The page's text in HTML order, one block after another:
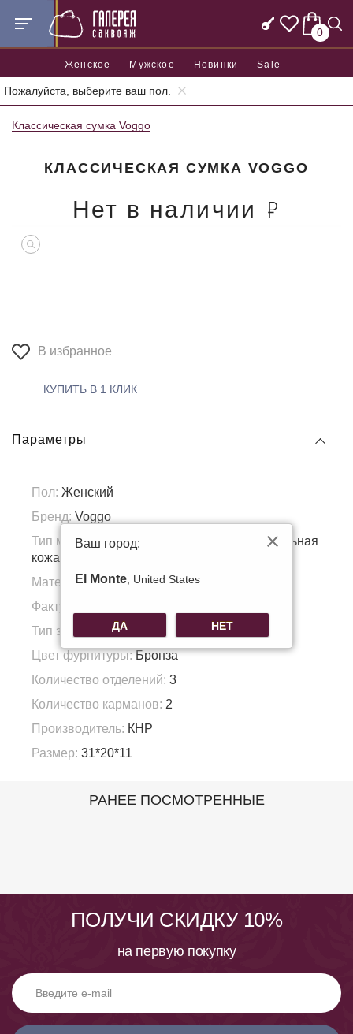
0
Женское Мужское Новинки Sale
Пожалуйста, выберите ваш пол.
Главная Женские сумки Женские классические сумки
Классическая сумка Voggo
КЛАССИЧЕСКАЯ СУМКА VOGGO
Нет в наличии
В избранное
КУПИТЬ В 1 КЛИК
Параметры
Пол: Женский
Бренд: Voggo
Тип материала:Натуральная кожа, Натуральная
кожа
Материал подкладка:Полиэстер
Фактура материала:
Тип застежки: Молния/магнит
Цвет фурнитуры:Бронза
Количество отделений: 3
Количество карманов: 2
Производитель: КНР
Размер: 31*20*11
РАНЕЕ ПОСМОТРЕННЫЕ
ПОЛУЧИ СКИДКУ 10%
на первую покупку
Ваш город:
El Monte , United States
ДА НЕТ